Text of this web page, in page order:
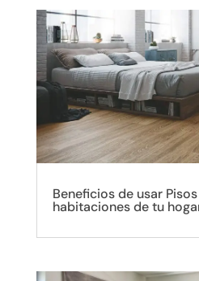
Beneficios de usar
habitaciones de tu